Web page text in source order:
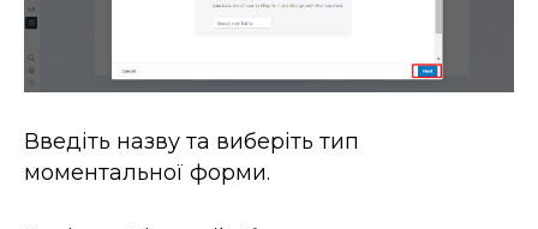
Введіть назву та виберіть тип
моментальної форми.